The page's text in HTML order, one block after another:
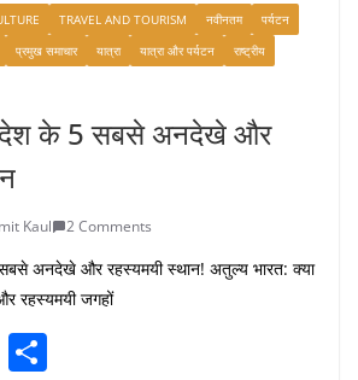
TRAVEL AND TOURISM नवीनतम
पर्यटन
प्रमुख समाचार यात्रा यात्रा और पर्यटन
राष्ट्रीय
देश के 5 सबसे अनदेखे और
Kaul 2 Comments
अनदेखे और रहस्यमयी स्थान! अतुल्य भारत: क्या
रहस्यमयी जगहों
E